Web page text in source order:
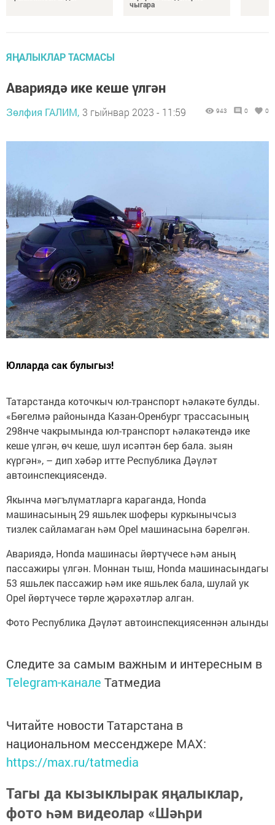
чыгара
ЯҢАЛЫКЛАР ТАСМАСЫ
Авариядә ике кеше үлгән
Зөлфия ГАЛИМ, 3 гыйнвар 2023 - 11:59 943 0 0
Юлларда сак булыгыз!
Татарстанда коточкыч юл-транспорт һәлакәте булды.
«Бөгелмә районында Казан-Оренбург трассасының
298нче чакрымында юл-транспорт һәлакәтендә ике
кеше үлгән, өч кеше, шул исәптән бер бала. зыян
күргән», – дип хәбәр итте Республика Дәүләт
автоинспекциясендә.
Якынча мәгълүматларга караганда, Honda
машинасының 29 яшьлек шоферы куркынычсыз
тизлек сайламаган һәм Opel машинасына бәрелгән.
Авариядә, Honda машинасы йөртүчесе һәм аның
пассажиры үлгән. Моннан тыш, Honda машинасындагы
53 яшьлек пассажир һәм ике яшьлек бала, шулай ук
Opel йөртүчесе төрле җәрәхәтләр алган.
Фото Республика Дәүләт автоинспекциясеннән алынды
Следите за самым важным и интересным в
Telegram-канале Татмедиа
Читайте новости Татарстана в
национальном мессенджере MАХ:
https://max.ru/tatmedia
Тагы да кызыклырак яңалыклар,
фото һәм видеолар «Шәһри